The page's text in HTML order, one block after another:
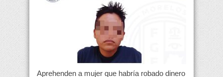
Aprehenden a mujer que habría robado dinero